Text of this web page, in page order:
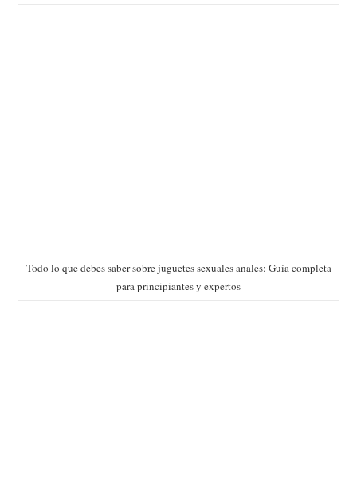
Todo lo que debes saber sobre juguetes sexuales anales: Guía completa
para principiantes y expertos